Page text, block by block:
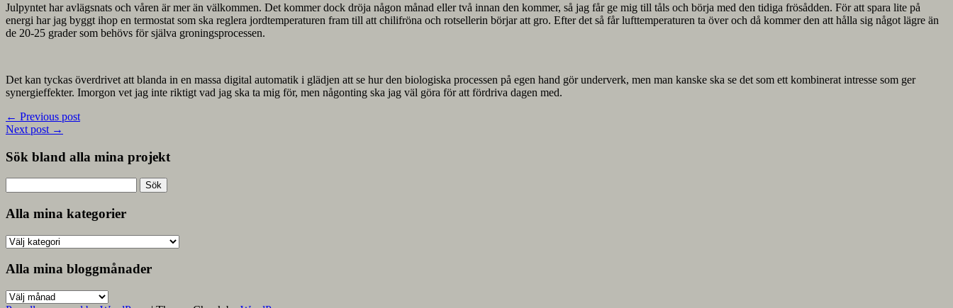
Julpyntet har avlägsnats och våren är mer än välkommen. Det kommer dock dröja någon månad eller två innan den kommer, så jag får ge mig till tåls och börja med den tidiga frösådden. För att spara lite på
energi har jag byggt ihop en termostat som ska reglera jordtemperaturen fram till att chilifröna och rotsellerin börjar att gro. Efter det så får lufttemperaturen ta över och då kommer den att hålla sig något lägre än
de 20-25 grader som behövs för själva groningsprocessen.
Det kan tyckas överdrivet att blanda in en massa digital automatik i glädjen att se hur den biologiska processen på egen hand gör underverk, men man kanske ska se det som ett kombinerat intresse som ger
synergieffekter. Imorgon vet jag inte riktigt vad jag ska ta mig för, men någonting ska jag väl göra för att fördriva dagen med.
← Previous post
Next post →
Sök bland alla mina projekt
efter:
Alla mina kategorier
Alla
kategorier
Alla mina bloggmånader
Alla